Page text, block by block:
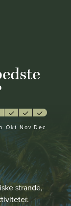
Okt Nov Dec
strande,